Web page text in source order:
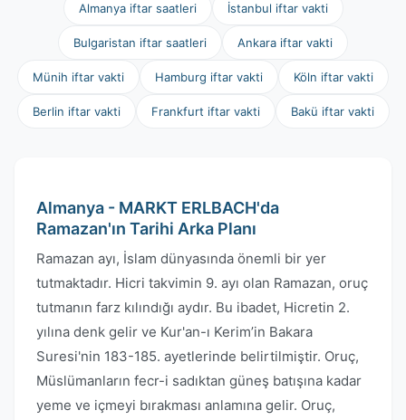
Almanya iftar saatleri İstanbul iftar vakti
Bulgaristan iftar saatleri Ankara iftar vakti
Münih iftar vakti Hamburg iftar vakti Köln iftar vakti
Berlin iftar vakti Frankfurt iftar vakti Bakü iftar vakti
Almanya - MARKT ERLBACH'da
Ramazan'ın Tarihi Arka Planı
Ramazan ayı, İslam dünyasında önemli bir yer
tutmaktadır. Hicri takvimin 9. ayı olan Ramazan, oruç
tutmanın farz kılındığı aydır. Bu ibadet, Hicretin 2.
yılına denk gelir ve Kur'an-ı Kerim’in Bakara
Suresi'nin 183-185. ayetlerinde belirtilmiştir. Oruç,
Müslümanların fecr-i sadıktan güneş batışına kadar
yeme ve içmeyi bırakması anlamına gelir. Oruç,